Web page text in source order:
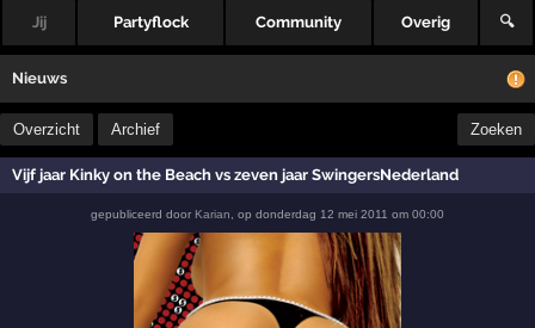
Jij Partyflock Community Overig 🔍
Nieuws
Overzicht Archief Zoeken
Vijf jaar Kinky on the Beach vs zeven jaar SwingersNederland
gepubliceerd door Karian op donderdag 12 mei 2011 om 00:00